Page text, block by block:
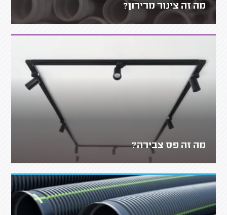
מה זה צינור מרירון?
מה זה פס צבירה?